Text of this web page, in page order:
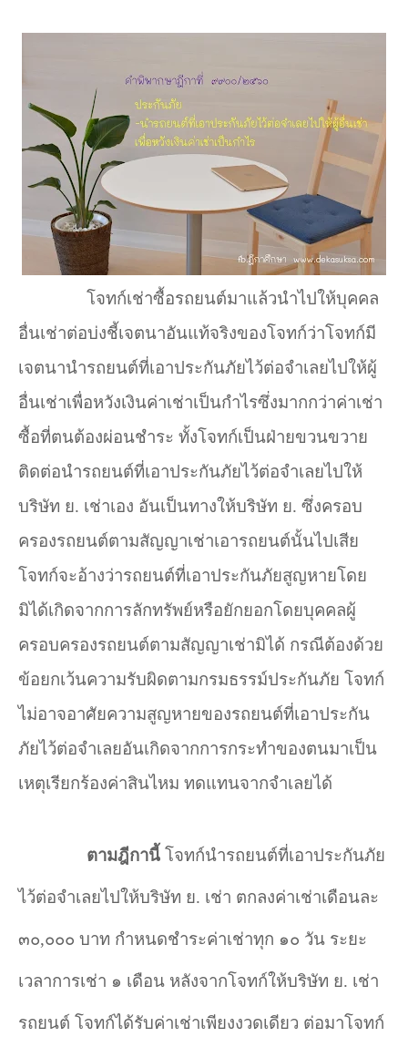
โจทก์เช่าซื้อรถยนต์มาแล้วนำไปให้บุคคล
อื่นเช่าต่อบ่งชี้เจตนาอันแท้จริงของโจทก์ว่าโจทก์มี
เจตนานำรถยนต์ที่เอาประกันภัยไว้ต่อจำเลยไปให้ผู้
อื่นเช่าเพื่อหวังเงินค่าเช่าเป็นกำไรซึ่งมากกว่าค่าเช่า
ซื้อที่ตนต้องผ่อนชำระ ทั้งโจทก์เป็นฝ่ายขวนขวาย
ติดต่อนำรถยนต์ที่เอาประกันภัยไว้ต่อจำเลยไปให้
บริษัท ย. เช่าเอง อันเป็นทางให้บริษัท ย. ซึ่งครอบ
ครองรถยนต์ตามสัญญาเช่าเอารถยนต์นั้นไปเสีย
โจทก์จะอ้างว่ารถยนต์ที่เอาประกันภัยสูญหายโดย
มิได้เกิดจากการลักทรัพย์หรือยักยอกโดยบุคคลผู้
ครอบครองรถยนต์ตามสัญญาเช่ามิได้ กรณีต้องด้วย
ข้อยกเว้นความรับผิดตามกรมธรรม์ประกันภัย โจทก์
ไม่อาจอาศัยความสูญหายของรถยนต์ที่เอาประกัน
ภัยไว้ต่อจำเลยอันเกิดจากการกระทำของตนมาเป็น
เหตุเรียกร้องค่าสินไหม ทดแทนจากจำเลยได้
ตามฎีกานี้ โจทก์นำรถยนต์ที่เอาประกันภัย
ไว้ต่อจำเลยไปให้บริษัท ย. เช่า ตกลงค่าเช่าเดือนละ
๓๐,๐๐๐ บาท กำหนดชำระค่าเช่าทุก ๑๐ วัน ระยะ
เวลาการเช่า ๑ เดือน หลังจากโจทก์ให้บริษัท ย. เช่า
รถยนต์ โจทก์ได้รับค่าเช่าเพียงงวดเดียว ต่อมาโจทก์